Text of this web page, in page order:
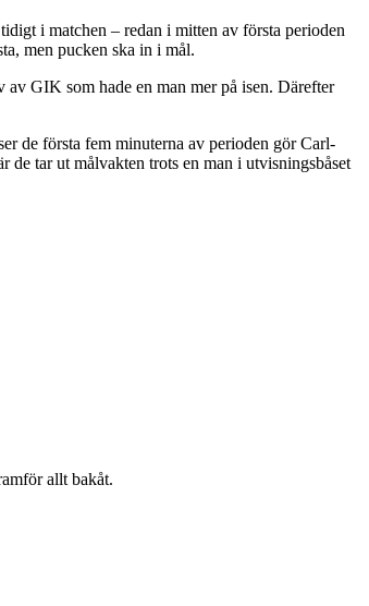
i matchen – redan i mitten av första perioden
men pucken ska in i mål.
GIK som hade en man mer på isen. Därefter
de första fem minuterna av perioden gör Carl-
de tar ut målvakten trots en man i utvisningsbåset
allt bakåt.